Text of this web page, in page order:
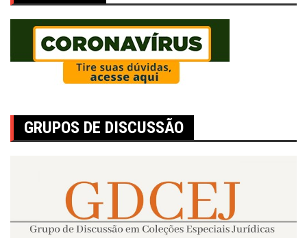
GRUPOS DE DISCUSSÃO